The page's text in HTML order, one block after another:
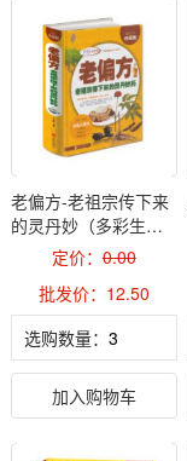
老偏方-老祖宗传下来
的灵丹妙（多彩生活
馆）2定价：0.00
批发价：12.50
选购数量：
加入购物车